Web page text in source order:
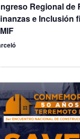
Regional de
e Inclusión